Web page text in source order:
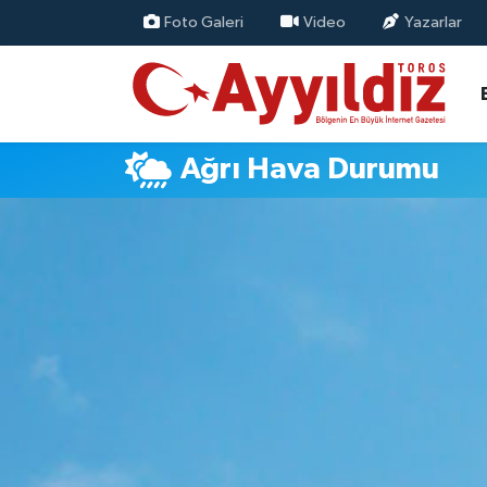
Foto Galeri Video Yazarlar
Ağrı Hava Durumu